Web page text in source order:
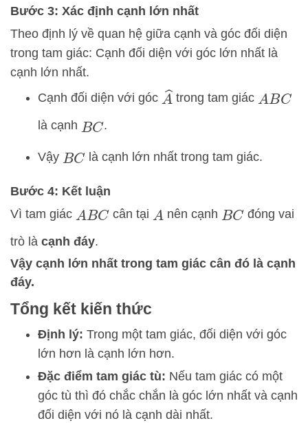
Bước 3: Xác định cạnh lớn nhất
Theo định lý về quan hệ giữa cạnh và góc đối diện
trong tam giác: Cạnh đối diện với góc lớn nhất là
cạnh lớn nhất.
Cạnh đối diện với góc A^trong tam giác ABC
là cạnh BC.
Vậy BClà cạnh lớn nhất trong tam giác.
Bước 4: Kết luận
Vì tam giác ABCcân tại A nên cạnh BCđóng vai
trò là cạnh đáy.
Vậy cạnh lớn nhất trong tam giác cân đó là cạnh
đáy.
Tổng kết kiến thức
Định lý: Trong một tam giác, đối diện với góc
lớn hơn là cạnh lớn hơn.
Đặc điểm tam giác tù: Nếu tam giác có một
góc tù thì đó chắc chắn là góc lớn nhất và cạnh
đối diện với nó là cạnh dài nhất.